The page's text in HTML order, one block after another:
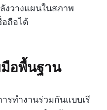
งวางแผนในสภาพ
ถือได้
อพื้นฐาน
รทำงานร่วมกันแบบเรี